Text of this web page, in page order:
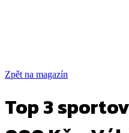
Zpět na magazín
Top 3